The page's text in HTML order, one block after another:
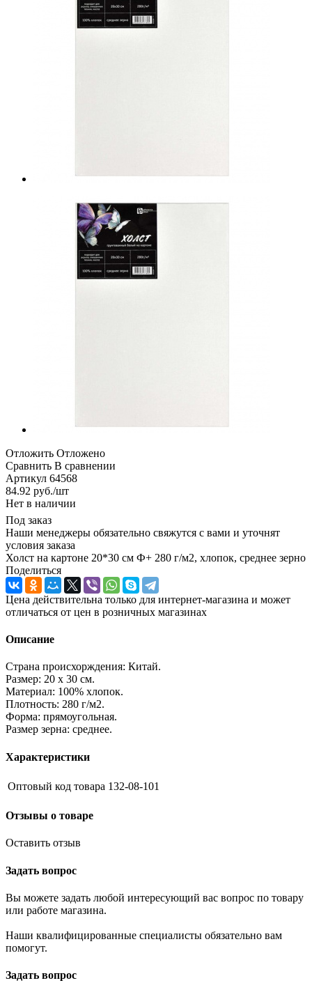
Отложить Отложено
Сравнить В сравнении
Артикул 64568
84.92 руб./шт
Нет в наличии
Под заказ
Наши менеджеры обязательно свяжутся с вами и уточнят
условия заказа
Холст на картоне 20*30 см Ф+ 280 г/м2, хлопок, среднее зерно
Поделиться
Цена действительна только для интернет-магазина и может
отличаться от цен в розничных магазинах
Описание
Страна происхорждения: Китай.
Размер: 20 х 30 см.
Материал: 100% хлопок.
Плотность: 280 г/м2.
Форма: прямоугольная.
Размер зерна: среднее.
Характеристики
Оптовый код товара 132-08-101
Отзывы о товаре
Оставить отзыв
Задать вопрос
Вы можете задать любой интересующий вас вопрос по товару
или работе магазина.
Наши квалифицированные специалисты обязательно вам
помогут.
Задать вопрос